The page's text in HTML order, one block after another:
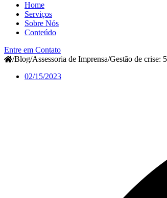
Home
Serviços
Sobre Nós
Conteúdo
Entre em Contato
/Blog/Assessoria de Imprensa/Gestão de crise:
02/15/2023